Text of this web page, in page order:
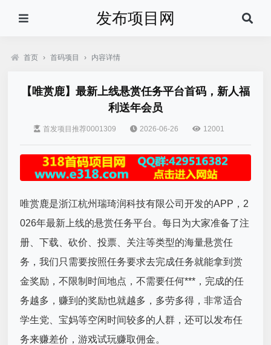
发布项目网
首页 › 首码项目 › 内容详情
【唯赏鹿】最新上线悬赏任务平台首码，新人福
利送年会员
首发项目推荐0001309 2026-06-26 12001
唯赏鹿是浙江杭州瑞琦润科技有限公司开发的APP，2
026年最新上线的悬赏任务平台。每日为大家准备了注
册、下载、砍价、投票、关注等类型的海量悬赏任
务，我们只需要按照任务要求去完成任务就能拿到赏
金奖励，不限制时间地点，不需要任何***，完成的任
务越多，赚到的奖励也就越多，多劳多得，非常适合
学生党、宝妈等空闲时间较多的人群，还可以发布任
务来赚差价，游戏试玩赚取佣金。